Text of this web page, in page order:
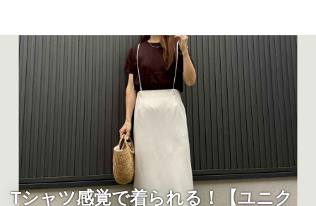
Tシャツ感覚で着られる！【ユニク